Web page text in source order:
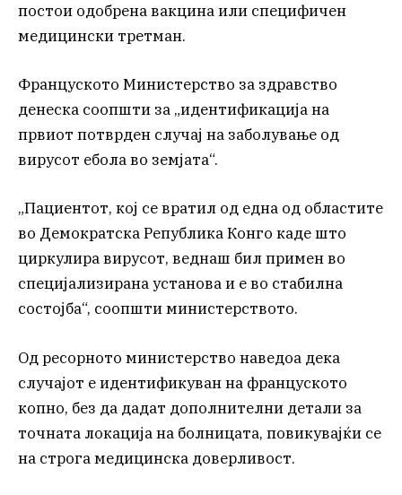
постои одобрена вакцина или специфичен
медицински третман.
Француското Министерство за здравство
денеска соопшти за „идентификација на
првиот потврден случај на заболување од
вирусот ебола во земјата“.
„Пациентот, кој се вратил од една од областите
во Демократска Република Конго каде што
циркулира вирусот, веднаш бил примен во
специјализирана установа и е во стабилна
состојба“, соопшти министерството.
Од ресорното министерство наведоа дека
случајот е идентификуван на француското
копно, без да дадат дополнителни детали за
точната локација на болницата, повикувајќи се
на строга медицинска доверливост.